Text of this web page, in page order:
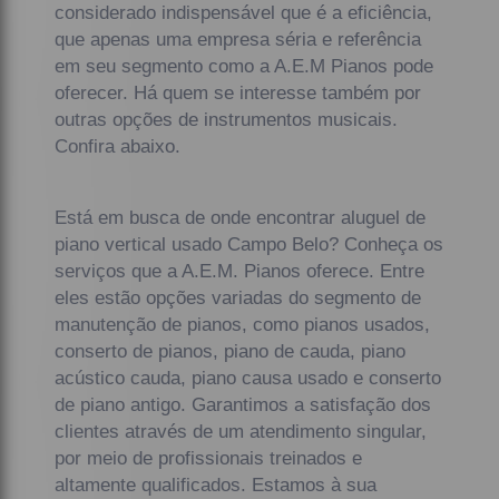
considerado indispensável que é a eficiência,
que apenas uma empresa séria e referência
em seu segmento como a A.E.M Pianos pode
oferecer. Há quem se interesse também por
outras opções de instrumentos musicais.
Confira abaixo.
Está em busca de onde encontrar aluguel de
piano vertical usado Campo Belo? Conheça os
serviços que a A.E.M. Pianos oferece. Entre
eles estão opções variadas do segmento de
manutenção de pianos, como pianos usados,
conserto de pianos, piano de cauda, piano
acústico cauda, piano causa usado e conserto
de piano antigo. Garantimos a satisfação dos
clientes através de um atendimento singular,
por meio de profissionais treinados e
altamente qualificados. Estamos à sua